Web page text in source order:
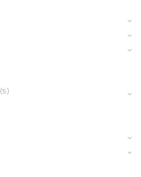
(5)